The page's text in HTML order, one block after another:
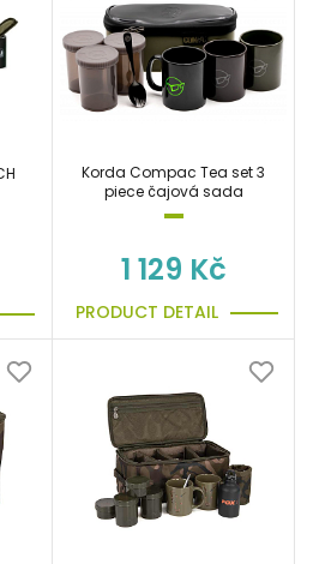
Korda Compac Tea set 3
piece čajová sada
1 129 Kč
PRODUCT DETAIL